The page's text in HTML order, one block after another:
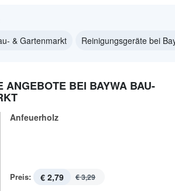
& Gartenmarkt
Reinigungsgeräte bei
ANGEBOTE BEI BAYWA BAU-
Anfeuerholz
Preis: € 2,79 € 3,29